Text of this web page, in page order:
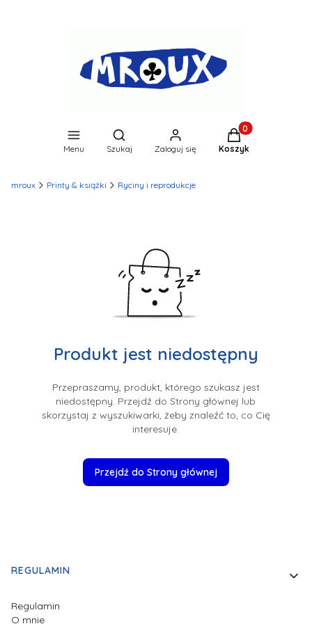
Menu
Otwórz wyszukiwarkę
Szukaj Zaloguj się
Produkty w
Koszyk
mroux Printy & książki Ryciny i reprodukcje
Produkt jest niedostępny
Przepraszamy, produkt, którego szukasz jest
niedostępny. Przejdź do Strony głównej lub
skorzystaj z wyszukiwarki, żeby znaleźć to, co Cię
interesuje.
Przejdź do Strony głównej
Linki w stopce
REGULAMIN
Regulamin
O mnie